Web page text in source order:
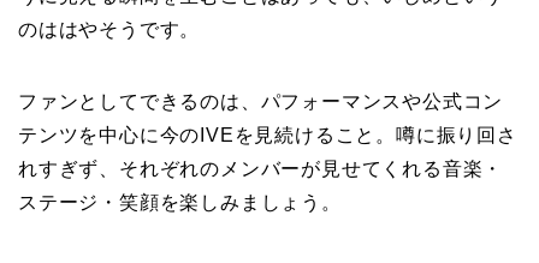
のははやそうです。
ファンとしてできるのは、パフォーマンスや公式コン
テンツを中心に今のIVEを見続けること。噂に振り回さ
れすぎず、それぞれのメンバーが見せてくれる音楽・
ステージ・笑顔を楽しみましょう。